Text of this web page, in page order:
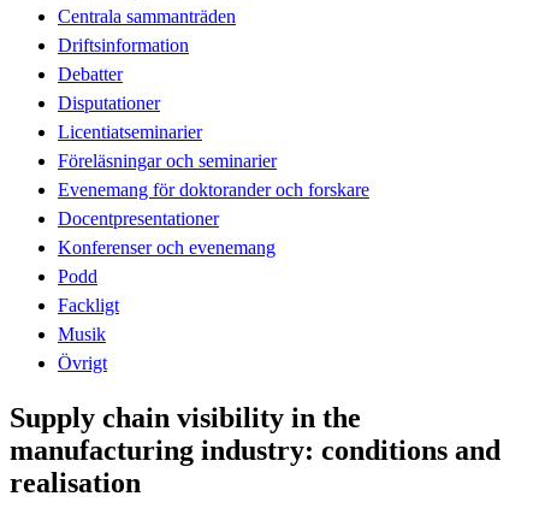
Centrala sammanträden
Driftsinformation
Debatter
Disputationer
Licentiatseminarier
Föreläsningar och seminarier
Evenemang för doktorander och forskare
Docentpresentationer
Konferenser och evenemang
Podd
Fackligt
Musik
Övrigt
Supply chain visibility in the
manufacturing industry: conditions and
realisation